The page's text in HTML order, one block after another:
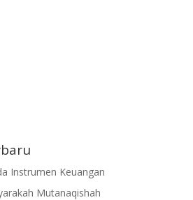
Instrumen Keuangan
Mutanaqishah